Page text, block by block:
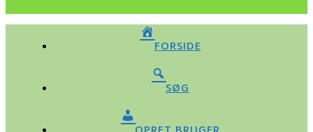
FORSIDE
SØG
OPRET BRUGER